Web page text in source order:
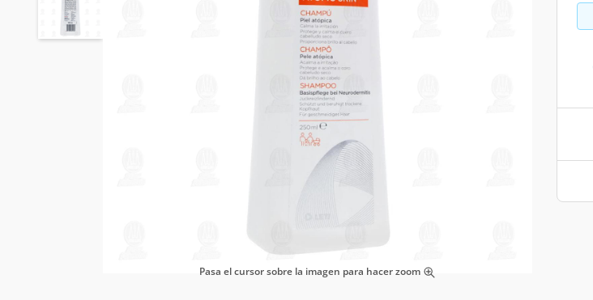
Pasa el cursor sobre la imagen para hacer zoom